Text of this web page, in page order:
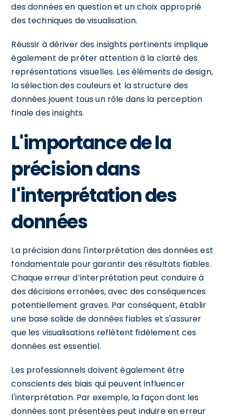
des données en question et un choix approprié
des techniques de visualisation.
Réussir à dériver des insights pertinents implique
également de prêter attention à la clarté des
représentations visuelles. Les éléments de design,
la sélection des couleurs et la structure des
données jouent tous un rôle dans la perception
finale des insights.
L'importance de la
précision dans
l'interprétation des
données
La précision dans l'interprétation des données est
fondamentale pour garantir des résultats fiables.
Chaque erreur d’interprétation peut conduire à
des décisions erronées, avec des conséquences
potentiellement graves. Par conséquent, établir
une base solide de données fiables et s'assurer
que les visualisations reflètent fidèlement ces
données est essentiel.
Les professionnels doivent également être
conscients des biais qui peuvent influencer
l'interprétation. Par exemple, la façon dont les
données sont présentées peut induire en erreur